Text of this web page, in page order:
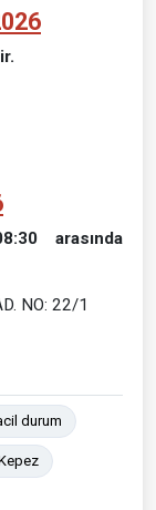
arasında
NO: 22/1
durum